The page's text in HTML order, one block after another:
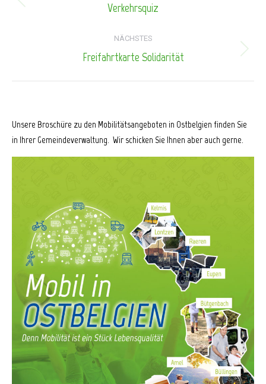
Vorheriger
Verkehrsquiz
NÄCHSTES
Nächster
Freifahrtkarte Solidarität
Unsere Broschüre zu den Mobilitätsangeboten in Ostbelgien finden Sie
in Ihrer Gemeindeverwaltung. Wir schicken Sie Ihnen aber auch gerne.